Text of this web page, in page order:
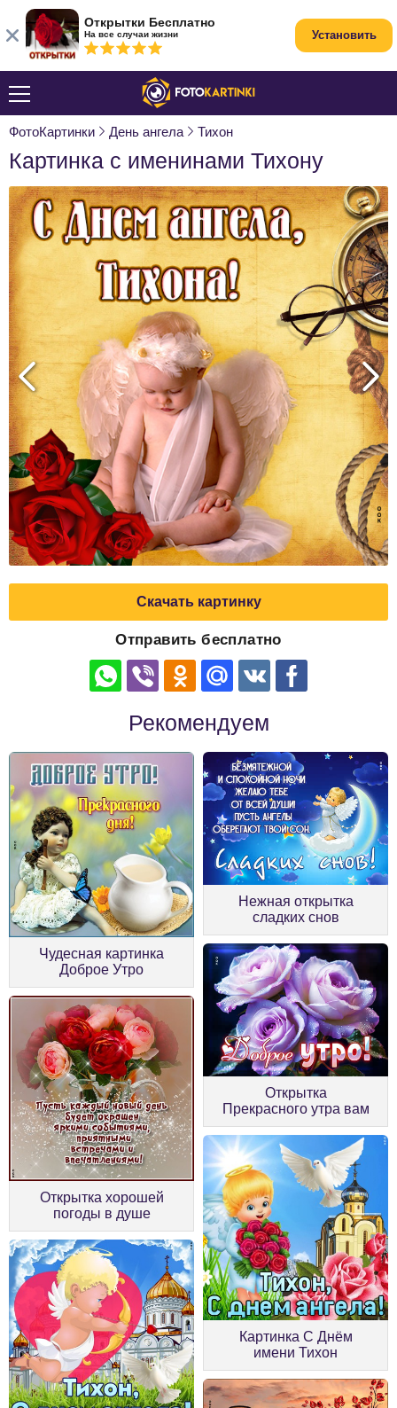
ФотоКартинки День ангела Тихон
Картинка с именинами Тихону
Скачать картинку
Отправить бесплатно
Рекомендуем
Чудесная картинка
Доброе Утро
Нежная открытка
сладких снов
Открытка хорошей
погоды в душе
Открытка
Прекрасного утра вам
Картинка С Днём
имени Тихон
Открытки Бесплатно
На все случаи жизни Установить